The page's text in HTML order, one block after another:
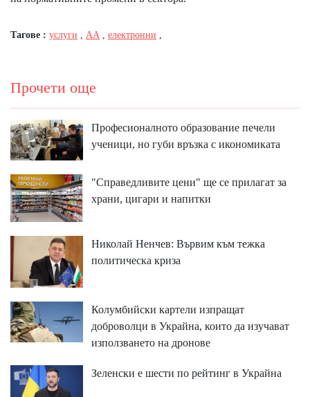
Тагове : услуги , АА , електронни ,
Прочети още
Професионалното образование печели
ученици, но губи връзка с икономиката
"Справедливите цени" ще се прилагат за
храни, цигари и напитки
Николай Ненчев: Вървим към тежка
политическа криза
Колумбийски картели изпращат
доброволци в Украйна, които да изучават
използването на дронове
Зеленски е шести по рейтинг в Украйна